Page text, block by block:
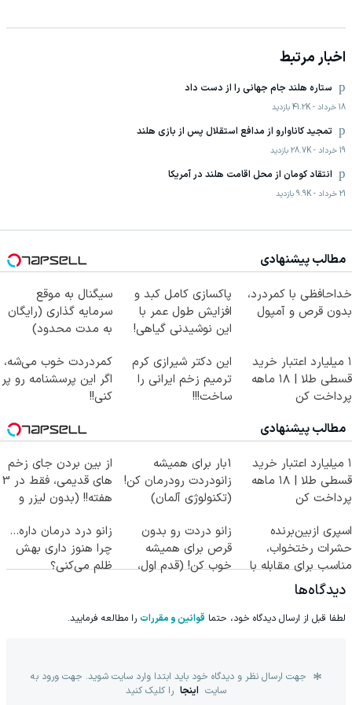
اخبار مرتبط
ستاره هلند جام جهانی را از دست داد
18 خرداد -
41.2K بازدید
تمجید کاناوارو از مدافع استقلال پس از بازی هلند
19 خرداد -
28.7K بازدید
انتقاد کومان از محل اقامت هلند در آمریکا
21 خرداد -
9.9K بازدید
مطالب پیشنهادی
خداحافظی با کمردرد،
بدون قرص و آمپول
پاکسازی کامل کبد و
افزایش طول عمر با
این نوشیدنی گیاهی!
سیگنال به موقع
سرمایه گذاری (رایگان
به مدت محدود)
۱ میلیارد اعتبار خرید
قسطی طلا | ۱۸ ماهه
پرداخت کن
این دکتر شیرازی کرم
ترمیم زخم ایرانی را
ساخت!!!
کمردردت خوب می‌شه،
اگر این پرسشنامه رو پر
کنی!!
مطالب پیشنهادی
۱ میلیارد اعتبار خرید
قسطی طلا | ۱۸ ماهه
پرداخت کن
1بار برای همیشه
زانودردت رودرمان کن!
(تکنولوژی آلمان)
از بین بردن جای زخم
های قدیمی، فقط در 3
هفته!! (بدون لیزر و
اسپری ازبین‌برنده
حشرات رختخواب،
مناسب برای مقابله با
انواع ساس
زانو دردت رو بدون
قرص برای همیشه
خوب کن! (قدم اول،
زانو درد درمان داره…
چرا هنوز داری بهش
ظلم می‌کنی؟
دیدگاه‌ها
لطفا قبل از ارسال دیدگاه خود، حتما قوانین و مقررات را مطالعه فرمایید.
جهت ارسال نظر و دیدگاه خود باید ابتدا وارد سایت شوید. جهت ورود به
سایت اینجا را کلیک کنید